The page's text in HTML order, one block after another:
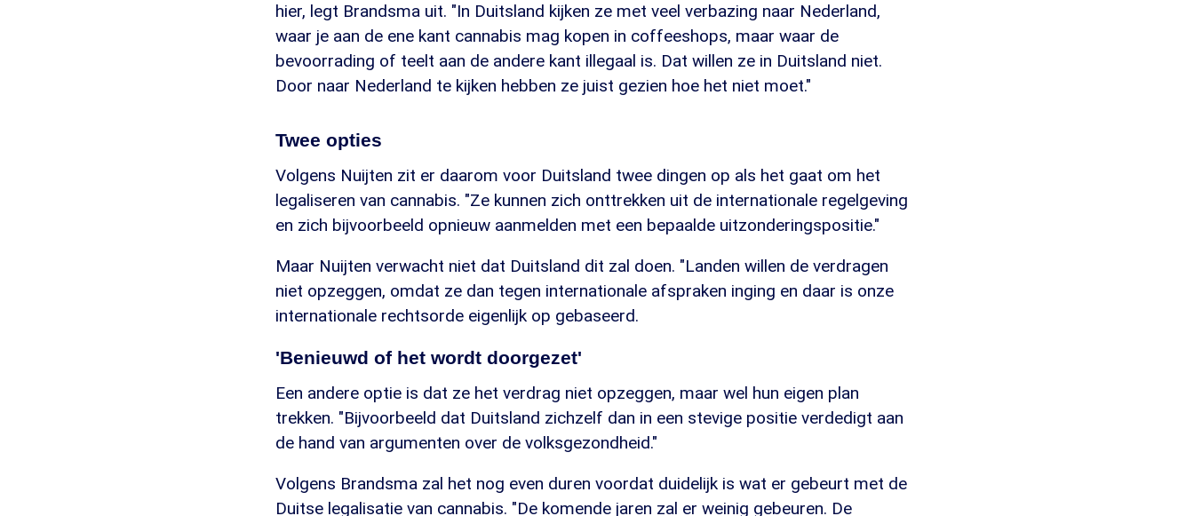
hier, legt Brandsma uit. "In Duitsland kijken ze met veel verbazing naar Nederland,
waar je aan de ene kant cannabis mag kopen in coffeeshops, maar waar de
bevoorrading of teelt aan de andere kant illegaal is. Dat willen ze in Duitsland niet.
Door naar Nederland te kijken hebben ze juist gezien hoe het niet moet."
Twee opties
Volgens Nuijten zit er daarom voor Duitsland twee dingen op als het gaat om het
legaliseren van cannabis. "Ze kunnen zich onttrekken uit de internationale regelgeving
en zich bijvoorbeeld opnieuw aanmelden met een bepaalde uitzonderingspositie."
Maar Nuijten verwacht niet dat Duitsland dit zal doen. "Landen willen de verdragen
niet opzeggen, omdat ze dan tegen internationale afspraken inging en daar is onze
internationale rechtsorde eigenlijk op gebaseerd.
'Benieuwd of het wordt doorgezet'
Een andere optie is dat ze het verdrag niet opzeggen, maar wel hun eigen plan
trekken. "Bijvoorbeeld dat Duitsland zichzelf dan in een stevige positie verdedigt aan
de hand van argumenten over de volksgezondheid."
Volgens Brandsma zal het nog even duren voordat duidelijk is wat er gebeurt met de
Duitse legalisatie van cannabis. "De komende jaren zal er weinig gebeuren. De